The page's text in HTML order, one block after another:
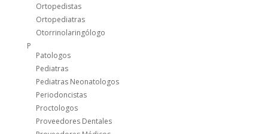
Ortopedistas
Ortopediatras
Otorrinolaringólogo
P
Patologos
Pediatras
Pediatras Neonatologos
Periodoncistas
Proctologos
Proveedores Dentales